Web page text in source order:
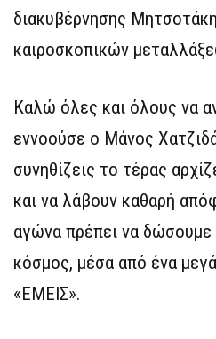
διακυβέρνησης
καιροσκοπικών
Καλώ όλες και όλους να
εννοούσε ο Μάνος
συνηθίζεις το τέρας
και να λάβουν καθαρή
αγώνα πρέπει να
κόσμος, μέσα από ένα
«ΕΜΕΙΣ».